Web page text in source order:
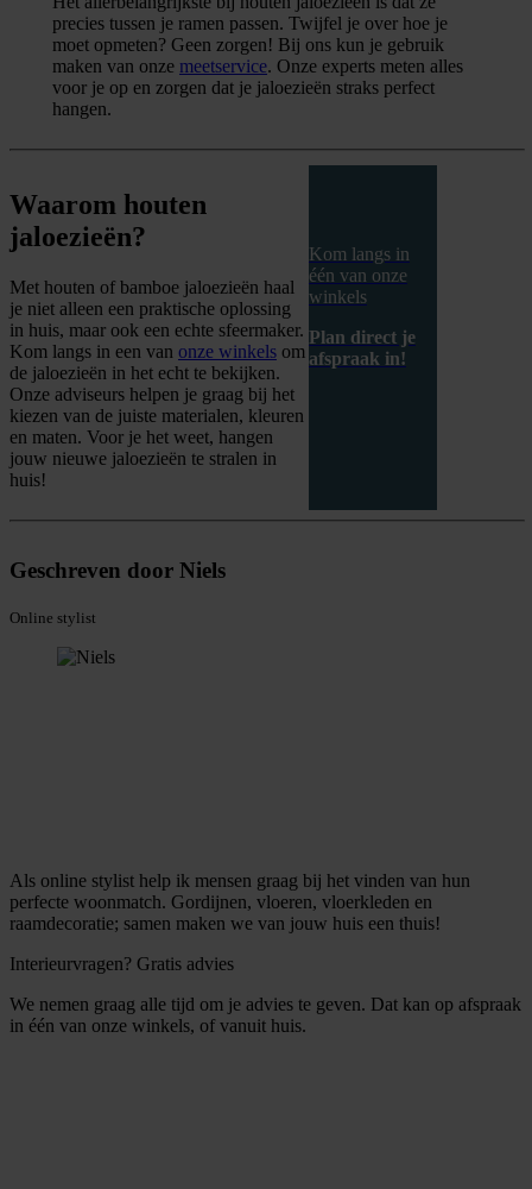
precies tussen je ramen passen. Twijfel je over hoe je
moet opmeten? Geen zorgen! Bij ons kun je gebruik
maken van onze meetservice. Onze experts meten alles
voor je op en zorgen dat je jaloezieën straks perfect
hangen.
Waarom houten
jaloezieën?
Met houten of bamboe jaloezieën haal
je niet alleen een praktische oplossing
in huis, maar ook een echte sfeermaker.
Kom langs in een van onze winkels om
de jaloezieën in het echt te bekijken.
Onze adviseurs helpen je graag bij het
kiezen van de juiste materialen, kleuren
en maten. Voor je het weet, hangen
jouw nieuwe jaloezieën te stralen in
huis!
Kom langs in
één van onze
winkels
Plan direct je
afspraak in!
Geschreven door Niels
Online stylist
Als online stylist help ik mensen graag bij het vinden van hun
perfecte woonmatch. Gordijnen, vloeren, vloerkleden en
raamdecoratie; samen maken we van jouw huis een thuis!
Interieurvragen? Gratis advies
We nemen graag alle tijd om je advies te geven. Dat kan op afspraak
in één van onze winkels, of vanuit huis.